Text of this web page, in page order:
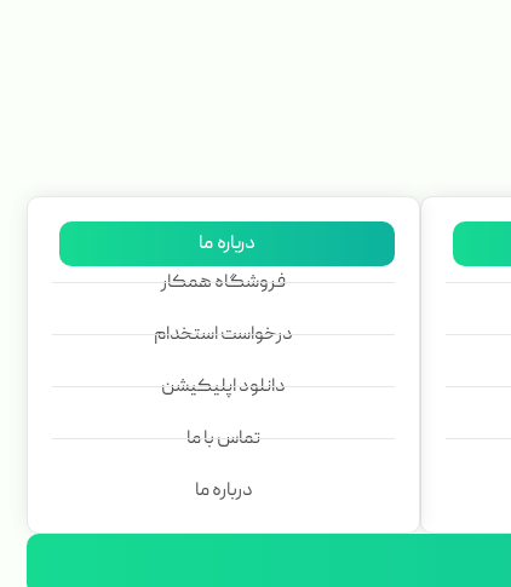
درباره ما
فروشگاه همکار
درخواست استخدام
دانلود اپلیکیشن
تماس با ما
درباره ما